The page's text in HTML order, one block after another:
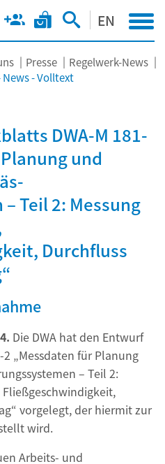
EN
Presse
Regelwerk-News
News - Volltext
DWA-M 181-
und
Teil 2: Messung
Durchfluss
Die DWA hat den Entwurf
„Messdaten für Planung
– Teil 2:
Fließgeschwindigkeit,
vorgelegt, der hiermit zur
wird.
Arbeits- und